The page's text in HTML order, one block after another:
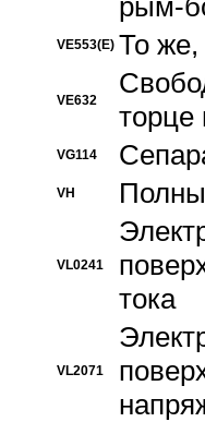
рым-
VE553(E) То же,
VE632
VG114
VH
VL0241
тока
VL2071